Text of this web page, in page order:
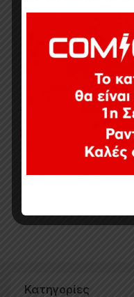
Εμφάνιση του
Κατηγορίες